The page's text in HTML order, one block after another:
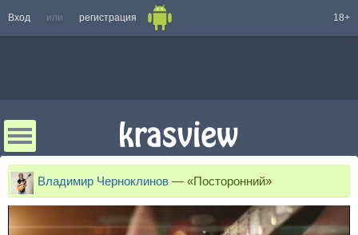
Вход или регистрация 18+
Владимир Черноклинов — «Посторонний»